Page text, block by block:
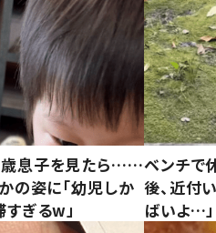
息子を見たら……
の姿に「幼児しか
ぎるw」
ベンチで
後、近付
ばいよ…」